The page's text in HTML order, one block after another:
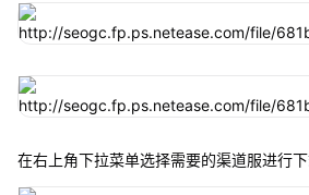
在右上角下拉菜单选择需要的渠道服进行下